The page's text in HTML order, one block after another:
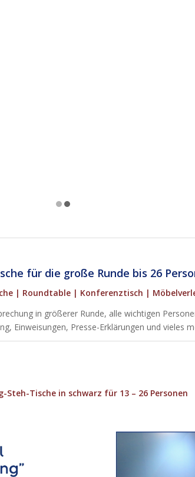
für die große Runde bis 26
| Roundtable | Konferenztisch |
in größerer Runde, alle wichtigen
Einweisungen, Presse-Erklärungen und vieles
Steh-Tische in schwarz für 13 – 26 Personen